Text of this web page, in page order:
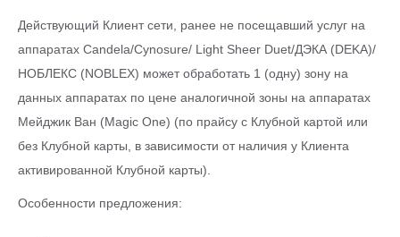
Действующий Клиент сети, ранее не посещавший услуг на
аппаратах Candela/Cynosure/ Light Sheer Duet/ДЭКА (DEKA)/
НОБЛЕКС (NOBLEX) может обработать 1 (одну) зону на
данных аппаратах по цене аналогичной зоны на аппаратах
Мейджик Ван (Magic One) (по прайсу с Клубной картой или
без Клубной карты, в зависимости от наличия у Клиента
активированной Клубной карты).
Особенности предложения: